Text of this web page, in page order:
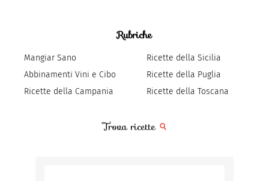
Rubriche
Mangiar Sano
Abbinamenti Vini e Cibo
Ricette della Campania
Ricette della Sicilia
Ricette della Puglia
Ricette della Toscana
Trova ricette